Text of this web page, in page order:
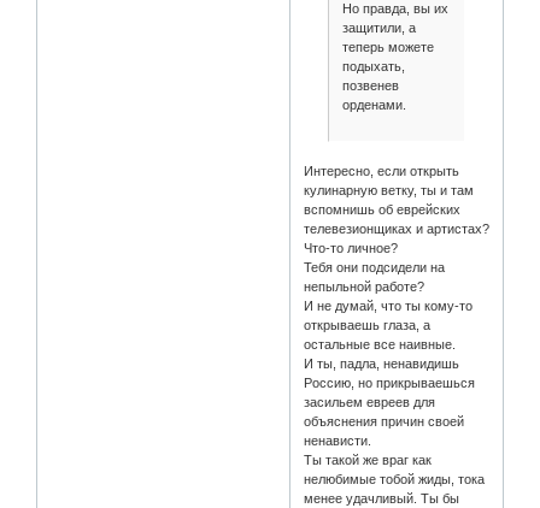
Но правда, вы их
защитили, а
теперь можете
подыхать,
позвенев
орденами.
Интересно, если открыть
кулинарную ветку, ты и там
вспомнишь об еврейских
телевезионщиках и артистах?
Что-то личное?
Тебя они подсидели на
непыльной работе?
И не думай, что ты кому-то
открываешь глаза, а
остальные все наивные.
И ты, падла, ненавидишь
Россию, но прикрываешься
засильем евреев для
объяснения причин своей
ненависти.
Ты такой же враг как
нелюбимые тобой жиды, тока
менее удачливый. Ты бы